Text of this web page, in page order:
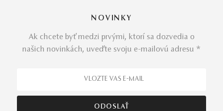
NOVINKY
Ak chcete byť medzi prvými, ktorí sa dozvedia o
našich novinkách, uveďte svoju e-mailovú adresu *